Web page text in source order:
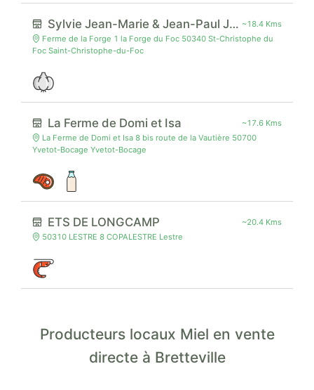
Sylvie Jean-Marie & Jean-Paul Jourdan ~18.4 Kms
Ferme de la Forge 1 la Forge du Foc 50340 St-Christophe du
Foc Saint-Christophe-du-Foc
La Ferme de Domi et Isa
~17.6 Kms
La Ferme de Domi et Isa 8 bis route de la Vautière 50700
Yvetot-Bocage Yvetot-Bocage
ETS DE LONGCAMP
~20.4 Kms
50310 LESTRE 8 COPALESTRE Lestre
Producteurs locaux Miel en vente
directe à Bretteville